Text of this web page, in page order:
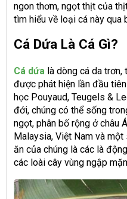
ngon thơm, ngọt thịt của
tìm hiểu về loại cá này qua
Cá Dứa Là Cá Gì?
Cá dứa là dòng cá da trơn,
được phát hiện lần đầu
học Pouyaud, Teugels &
đới, chúng có thể sống
ngọt, phân bố rộng ở châu
Malaysia, Việt Nam và
ăn của chúng là các là
các loài cây vùng ngập